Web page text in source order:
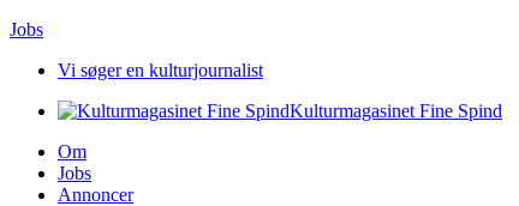
Jobs
Vi søger en kulturjournalist
Kulturmagasinet Fine Spind
Om
Jobs
Annoncer